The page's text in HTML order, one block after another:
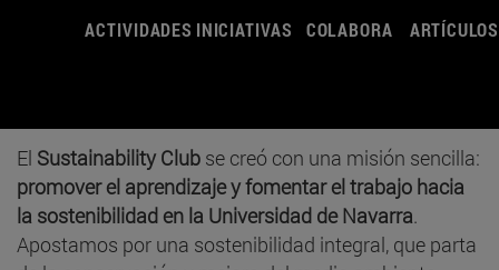
ACTIVIDADES INICIATIVAS COLABORA ARTÍCULOS
El Sustainability Club se creó con una misión sencilla:
promover el aprendizaje y fomentar el trabajo hacia
la sostenibilidad en la Universidad de Navarra.
Apostamos por una sostenibilidad integral, que parta